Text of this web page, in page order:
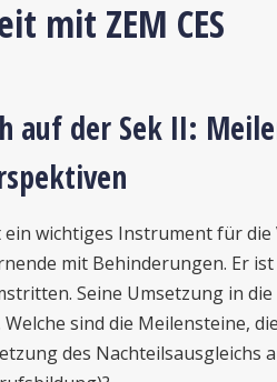
mit ZEM CES
auf der Sek II:
wichtiges Instrument für die
mit Behinderungen. Er
Seine Umsetzung in
sind die Meilensteine,
des Nachteilsausgleichs